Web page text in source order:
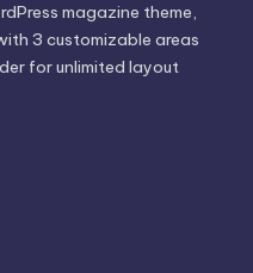
magazine theme,
3 customizable areas
for unlimited layout